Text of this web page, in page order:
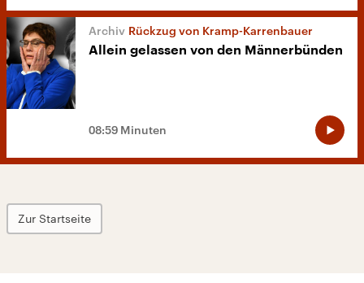
Rückzug von Kramp-Karrenbauer
Allein gelassen von den Männerbünden
08:59 Minuten
Zur Startseite